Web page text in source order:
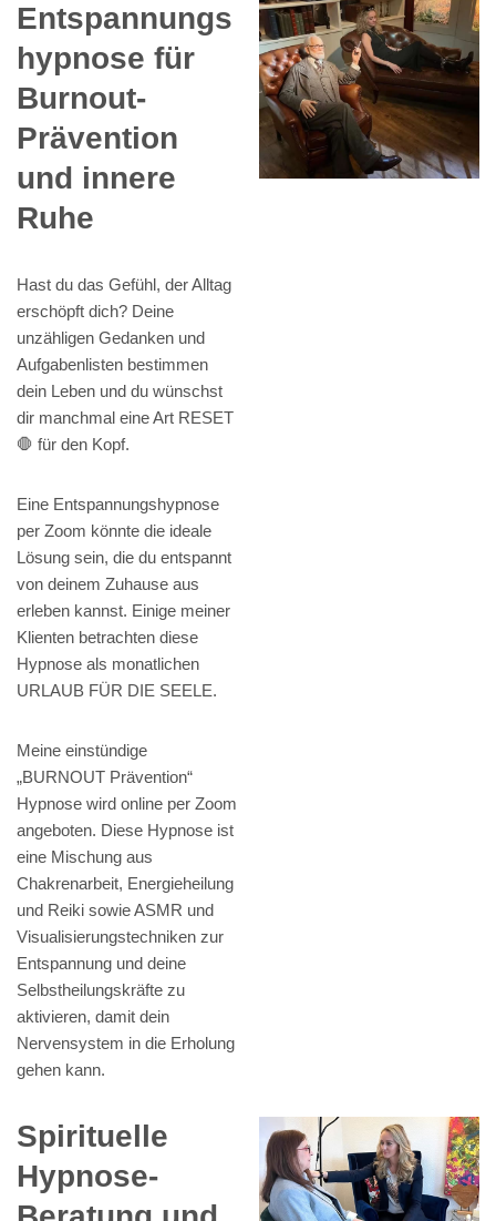
Entspannungs
hypnose für
Burnout-
Prävention
und innere
Ruhe
Hast du das Gefühl, der Alltag
erschöpft dich? Deine
unzähligen Gedanken und
Aufgabenlisten bestimmen
dein Leben und du wünschst
dir manchmal eine Art RESET
🛑 für den Kopf.
Eine Entspannungshypnose
per Zoom könnte die ideale
Lösung sein, die du entspannt
von deinem Zuhause aus
erleben kannst. Einige meiner
Klienten betrachten diese
Hypnose als monatlichen
URLAUB FÜR DIE SEELE.
Meine einstündige
„BURNOUT Prävention“
Hypnose wird online per Zoom
angeboten. Diese Hypnose ist
eine Mischung aus
Chakrenarbeit, Energieheilung
und Reiki sowie ASMR und
Visualisierungstechniken zur
Entspannung und deine
Selbstheilungskräfte zu
aktivieren, damit dein
Nervensystem in die Erholung
gehen kann.
Spirituelle
Hypnose-